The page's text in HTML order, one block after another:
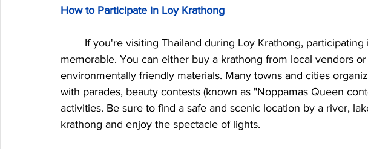
How to Participate in Loy Krathong
memorable. You can either buy a krathong from local vendors
environmentally friendly materials. Many towns and cities
with parades, beauty contests (known as "Noppamas Queen
activities. Be sure to find a safe and scenic location by a river,
krathong and enjoy the spectacle of lights.